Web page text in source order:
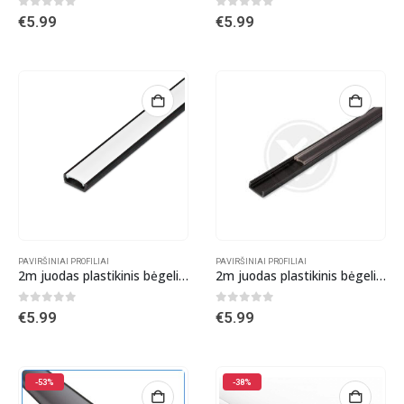
0out of 5
€5.99 0out of 5
€5.99
PAVIRŠINIAI PROFILIAI
2m juodas plastikinis bėgelis su matiniu dangteliu
0out of 5
€5.99
PAVIRŠINIAI PROFILIAI
2m juodas plastikinis bėgelis su skaidriu dangteliu
0out of 5
€5.99
-53% -38%